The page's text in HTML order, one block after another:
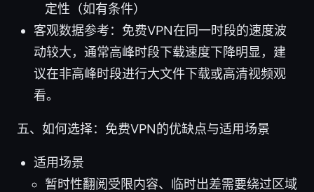
定性（如有条件）
客观数据参考：免费VPN在同一时段的速度波
动较大，通常高峰时段下载速度下降明显，建
议在非高峰时段进行大文件下载或高清视频观
看。
五、如何选择：免费VPN的优缺点与适用场景
适用场景
暂时性翻阅受限内容、临时出差需要绕过区域